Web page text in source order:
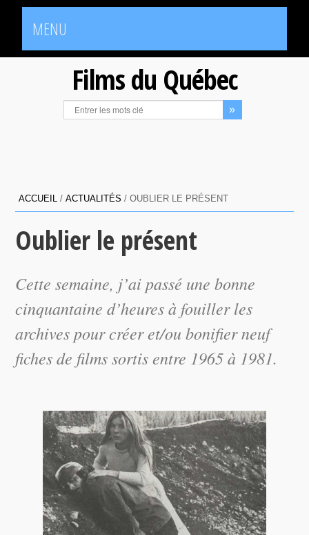
MENU
Films du Québec
ACCUEIL /ACTUALITÉS /OUBLIER LE PRÉSENT
Oublier le présent
Cette semaine, j’ai passé une bonne
cinquantaine d’heures à fouiller les
archives pour créer et/ou bonifier neuf
fiches de films sortis entre 1965 à 1981.